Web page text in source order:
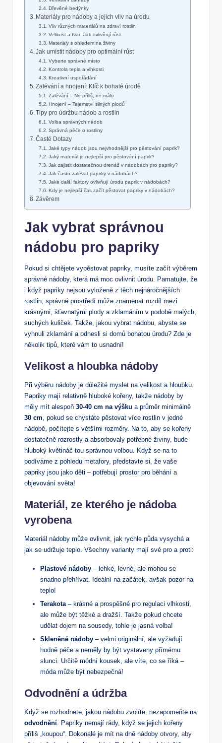
Dřevěné bedýnky
Materiály pro nádoby a jejich vliv na úrodu
Vliv různých materiálů na zdraví rostlin
Velikost a tvar: Jak ovlivňují růst
Materiály s ohledem na živiny
Jak umístit nádoby pro optimální růst
Vyberte správné místo
Kontrola tepla a vlhkosti
Kreativní uspořádání
Zalévání a hnojení: Klíč k bohaté úrodě
Zalévání – Ne příliš, ne málo
Hnojení – Tajemství silných plodů
Tipy pro údržbu nádob a rostlin
Volba správných nádob
Správná péče o rostliny
Časté Dotazy
Jaké typy nádob jsou nejvhodnější pro pěstování paprik?
Jaký materiál je nejlepší pro pěstování paprik?
Jak zajistit dostatečnou drenáž v nádobách pro papriky?
Jak často zalévat papriky v nádobách?
Jaké další faktory ovlivňují úrodu paprik v nádobách?
Kdy je nejlepší čas začít pěstovat papriky v nádobách?
Závěrem
Jak vybrat správnou
nádobu pro papriky
Pokud si chtějete vypěstovat papriky, musíte začít výběrem
správné nádoby, která má moc ovlivnit úrodu. Pamatujte, že
i když papriky nejsou vyloženě z těch nejnáročnějších
rostlin, správné prostředí může znamenat rozdíl mezi
krásnými, šťavnatými plody a zklamáním v podobě malých,
suchých kuliček. Takže, jakou vybrat nádobu, abyste se
vyhnuli zklamání a odnesli si domů bohatou úrodu? Zde je
několik tipů, které vám to usnadní!
Velikost a hloubka nádoby
Při výběru nádoby je důležité myslet na velikost a hloubku.
Papriky mají relativně hluboké kořeny, takže nádoby by
měly mít alespoň 30-40 cm na výšku a průměr minimálně
30 cm, pokud se chystáte pěstovat více rostlin v jedné
nádobě, počítejte s většími rozměry. Na to, aby se kořeny
dostatečně rozrostly a absorbovaly potřebné živiny, bude
hluboký květináč tou správnou volbou. Když se na to
podíváme z pohledu metafory, představte si, že vaše
papriky jsou jako děti – potřebují prostor pro běhání a
objevování světa!
Materiál, ze kterého je nádoba
vyrobena
Materiál nádoby může ovlivnit, jak rychle půda vysychá a
jak se udržuje teplo. Všechny varianty mají své pro a proti:
Plastové nádoby – lehké, levné, ale mohou se
snadno přehřívat. Ideální na začátek, avšak pozor na
teplo!
Terakota– krásné a prospěšné pro regulaci vlhkosti,
ale může být těžké a dražší. Takže pokud chcete
udělat dojem na sousedy, tohle je jasná volba!
Skleněné nádoby – velmi originální, ale vyžadují
hodně péče a neměly by být vystaveny přímému
slunci. Určitě módní kousek, ale víte, co se říká –
móda může být nebezpečná!
Odvodnění a údržba
Když se rozhodnete, jakou nádobu zvolíte, nezapomeňte na
odvodnění. Papriky nemají rády, když se jejich kořeny
příliš „koupou“. Dokonalé je mít na dně nádoby otvory, aby